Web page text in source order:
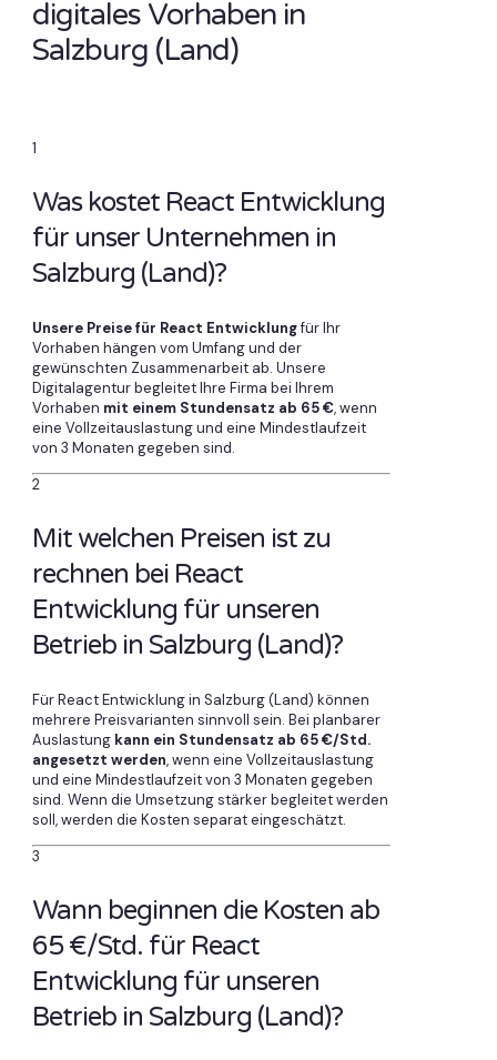
digitales Vorhaben in
Salzburg (Land)
1
Was kostet React Entwicklung
für unser Unternehmen in
Salzburg (Land)?
Unsere Preise für React Entwicklungfür Ihr
Vorhaben hängen vom Umfang und der
gewünschten Zusammenarbeit ab. Unsere
Digitalagentur begleitet Ihre Firma bei Ihrem
Vorhaben mit einem Stundensatz ab 65 €, wenn
eine Vollzeitauslastung und eine Mindestlaufzeit
von 3 Monaten gegeben sind.
2
Mit welchen Preisen ist zu
rechnen bei React
Entwicklung für unseren
Betrieb in Salzburg (Land)?
Für React Entwicklung in Salzburg (Land) können
mehrere Preisvarianten sinnvoll sein. Bei planbarer
Auslastung kann ein Stundensatz ab 65 €/Std.
angesetzt werden, wenn eine Vollzeitauslastung
und eine Mindestlaufzeit von 3 Monaten gegeben
sind. Wenn die Umsetzung stärker begleitet werden
soll, werden die Kosten separat eingeschätzt.
3
Wann beginnen die Kosten ab
65 €/Std. für React
Entwicklung für unseren
Betrieb in Salzburg (Land)?